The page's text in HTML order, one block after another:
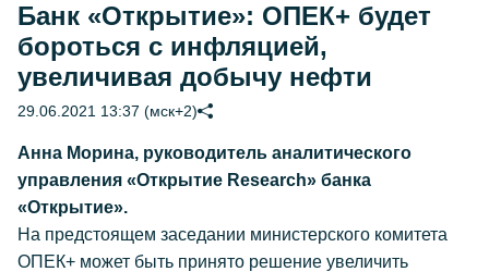
Банк «Открытие»: ОПЕК+ будет
бороться с инфляцией,
увеличивая добычу нефти
29.06.2021 13:37 (мск+2)
Анна Морина, руководитель аналитического
управления «Открытие Research» банка
«Открытие».
На предстоящем заседании министерского комитета
ОПЕК+ может быть принято решение увеличить